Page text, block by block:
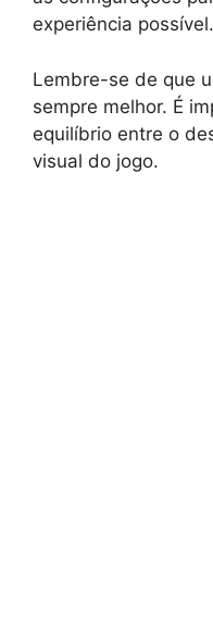
experiência possível.
Lembre-se de que
sempre melhor. É
equilíbrio entre o
visual do jogo.